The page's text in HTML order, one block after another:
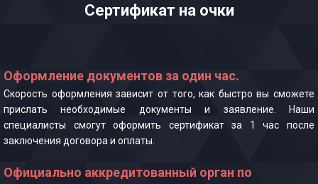
Сертификат на очки
Оформление документов за один час.
Скорость оформления зависит от того, как быстро вы сможете
прислать необходимые документы и заявление. Наши
специалисты смогут оформить сертификат за 1 час после
заключения договора и оплаты.
Официально аккредитованный орган по